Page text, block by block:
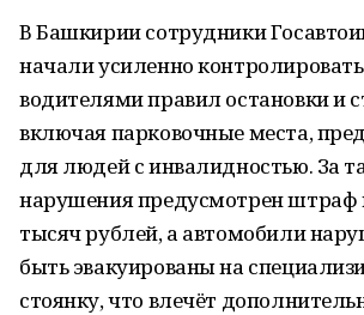
В Башкирии сотрудники
начали усиленно
водителями правил остановки и
включая парковочные места,
для людей с инвалидностью. За
нарушения предусмотрен штраф
тысяч рублей, а автомобили
быть эвакуированы на
стоянку, что влечёт